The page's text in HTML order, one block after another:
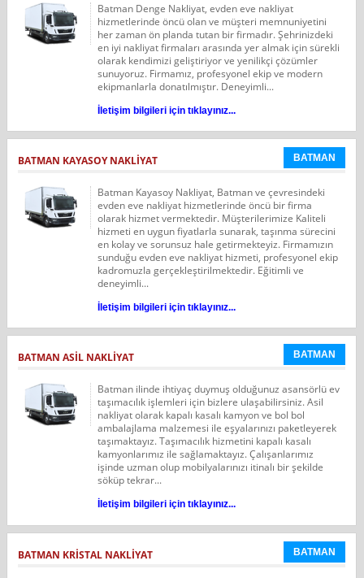
Batman Denge Nakliyat, evden eve nakliyat
hizmetlerinde öncü olan ve müşteri memnuniyetini
her zaman ön planda tutan bir firmadır. Şehrinizdeki
en iyi nakliyat firmaları arasında yer almak için sürekli
olarak kendimizi geliştiriyor ve yenilikçi çözümler
sunuyoruz. Firmamız, profesyonel ekip ve modern
ekipmanlarla donatılmıştır. Deneyimli...
İletişim bilgileri için tıklayınız...
BATMAN KAYASOY NAKLIYAT BATMAN
Batman Kayasoy Nakliyat, Batman ve çevresindeki
evden eve nakliyat hizmetlerinde öncü bir firma
olarak hizmet vermektedir. Müşterilerimize Kaliteli
hizmeti en uygun fiyatlarla sunarak, taşınma sürecini
en kolay ve sorunsuz hale getirmekteyiz. Firmamızın
sunduğu evden eve nakliyat hizmeti, profesyonel ekip
kadromuzla gerçekleştirilmektedir. Eğitimli ve
deneyimli...
İletişim bilgileri için tıklayınız...
BATMAN ASIL NAKLIYAT BATMAN
Batman ilinde ihtiyaç duymuş olduğunuz asansörlü ev
taşımacılık işlemleri için bizlere ulaşabilirsiniz. Asil
nakliyat olarak kapalı kasalı kamyon ve bol bol
ambalajlama malzemesi ile eşyalarınızı paketleyerek
taşımaktayız. Taşımacılık hizmetini kapalı kasalı
kamyonlarımız ile sağlamaktayız. Çalışanlarımız
işinde uzman olup mobilyalarınızı itinalı bir şekilde
söküp tekrar...
İletişim bilgileri için tıklayınız...
BATMAN KRISTAL NAKLIYAT BATMAN